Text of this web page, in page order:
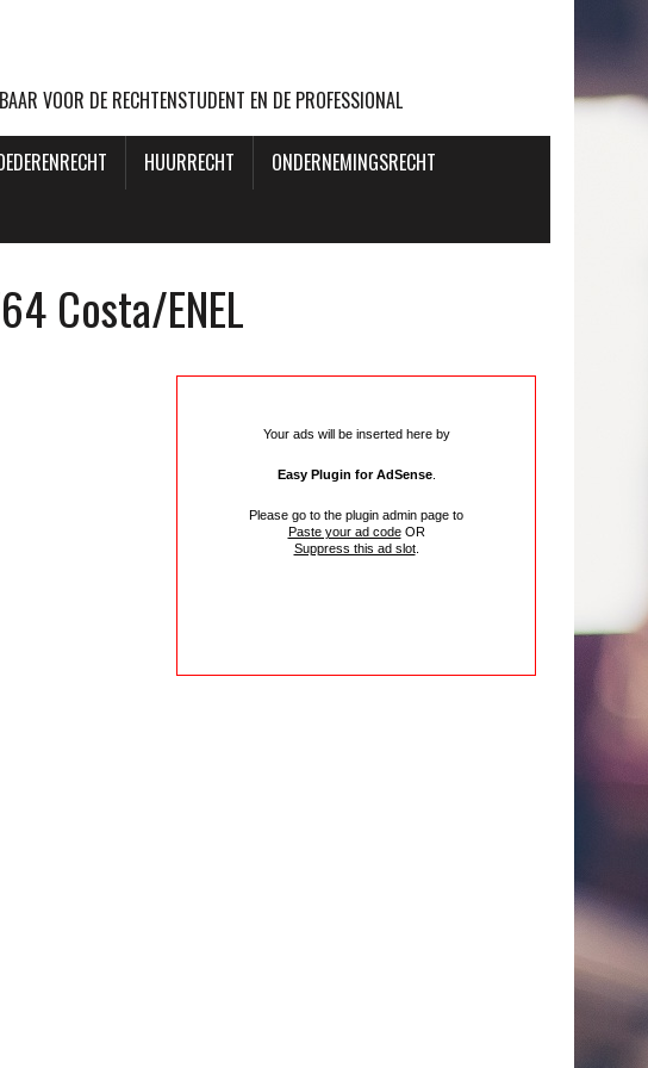
VOOR DE RECHTENSTUDENT EN DE PROFESSIONAL
HUURRECHT
ONDERNEMINGSRECHT
Costa/ENEL
Your ads will be inserted here by
Easy Plugin for AdSense.
Please go to the plugin admin page to
Paste your ad codeOR
Suppress this ad slot.